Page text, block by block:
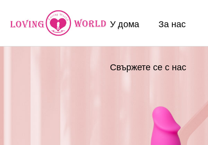
У дома За нас
Свържете се с нас